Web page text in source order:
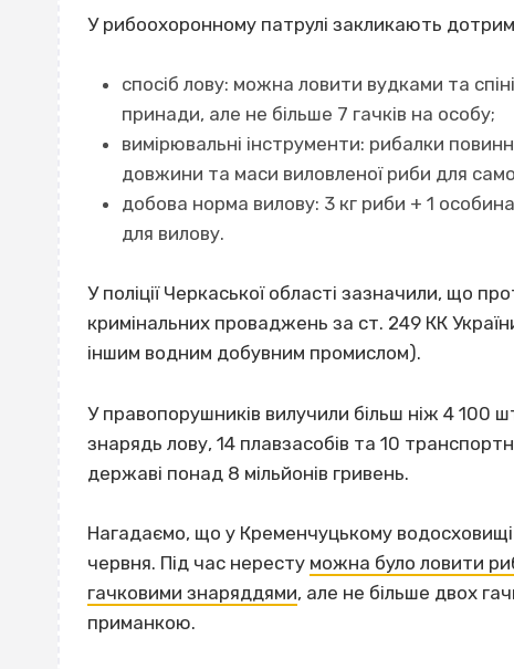
У рибоохоронному патрулі закликають
спосіб лову: можна ловити вудками та
принади, але не більше 7 гачків на особу;
вимірювальні інструменти: рибалки
довжини та маси виловленої риби для
добова норма вилову: 3 кг риби + 1
для вилову.
У поліції Черкаської області зазначили, що
кримінальних проваджень за ст. 249 КК
іншим водним добувним промислом).
У правопорушників вилучили більш ніж 4 100
знарядь лову, 14 плавзасобів та 10
державі понад 8 мільйонів гривень.
Нагадаємо, що у Кременчуцькому
червня. Під час нересту можна було ловити
гачковими знаряддями, але не більше двох
приманкою.